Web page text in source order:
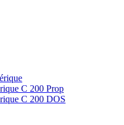
C 200 Prop
C 200 DOS